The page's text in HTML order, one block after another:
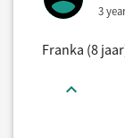
3
Franka (8